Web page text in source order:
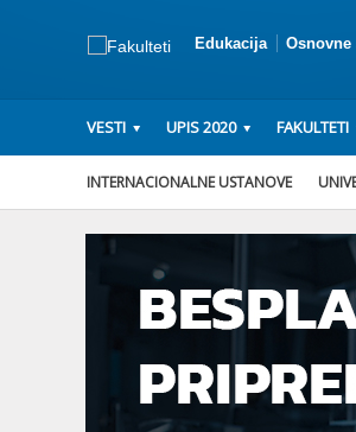
Edukacija Osnovne
VESTI UPIS 2020 FAKULTETI
INTERNACIONALNE USTANOVE